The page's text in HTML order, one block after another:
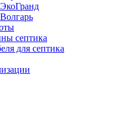
септика
для септика